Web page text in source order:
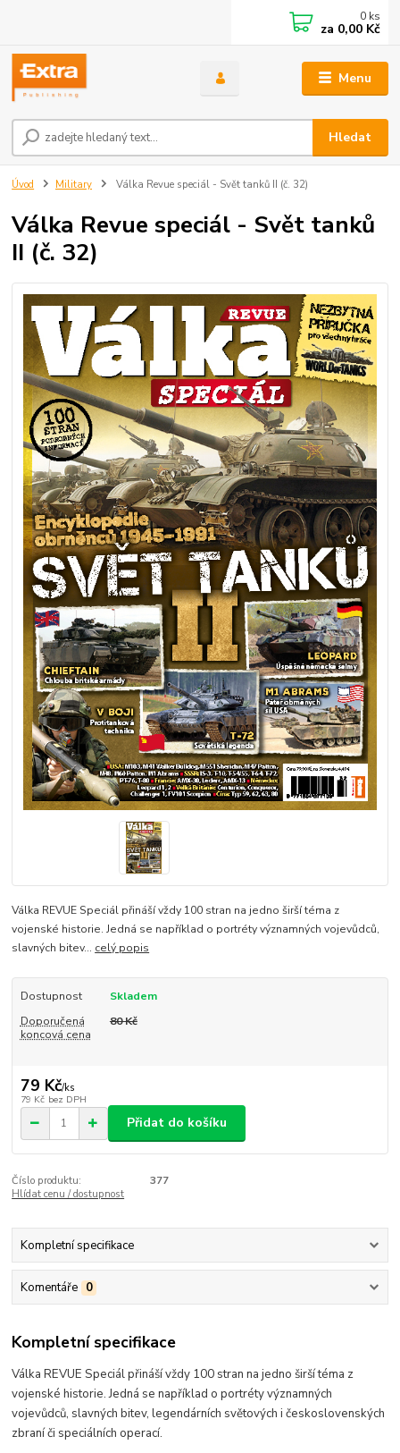
Menu
Hledat
0 ks
za 0,00 Kč
Úvod Military Válka Revue speciál - Svět tanků II (č. 32)
Válka Revue speciál - Svět tanků
II (č. 32)
Válka REVUE Speciál přináší vždy 100 stran na jedno širší téma z
vojenské historie. Jedná se například o portréty významných vojevůdců,
slavných bitev... celý popis
Dostupnost
Skladem
Doporučená
koncová cena
80 Kč
79 Kč/ks
79 Kč bez DPH
Přidat do košíku
Číslo produktu:
377
Hlídat cenu / dostupnost
Kompletní specifikace
Komentáře 0
Kompletní specifikace
Válka REVUE Speciál přináší vždy 100 stran na jedno širší téma z
vojenské historie. Jedná se například o portréty významných
vojevůdců, slavných bitev, legendárních světových i československých
zbraní či speciálních operací.